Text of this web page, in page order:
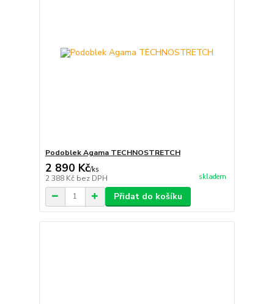
Podoblek Agama TECHNOSTRETCH
2 890 Kč/ks
2 388 Kč bez DPH skladem
Přidat do košíku